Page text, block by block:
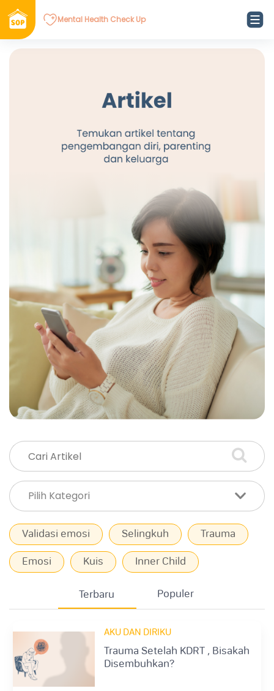
Mental Health Check Up
Validasi emosi Selingkuh
Trauma
Emosi
Kuis
Inner Child
Terbaru
Populer
AKU DAN DIRIKU
Trauma Setelah KDRT , Bisakah
Disembuhkan?